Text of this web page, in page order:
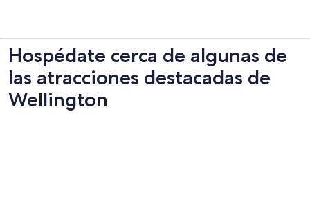
Hospédate cerca de algunas de
las atracciones destacadas de
Wellington